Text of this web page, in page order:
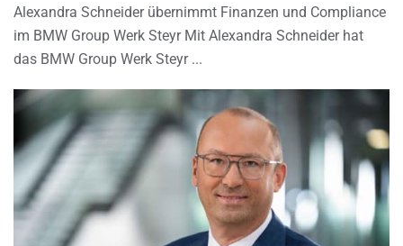
Alexandra Schneider übernimmt Finanzen und Compliance
im BMW Group Werk Steyr Mit Alexandra Schneider hat
das BMW Group Werk Steyr